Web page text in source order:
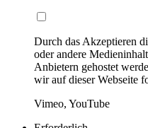
Durch das Akzeptieren
oder andere
Anbietern gehostet
wir auf dieser Webseite
Vimeo, YouTube